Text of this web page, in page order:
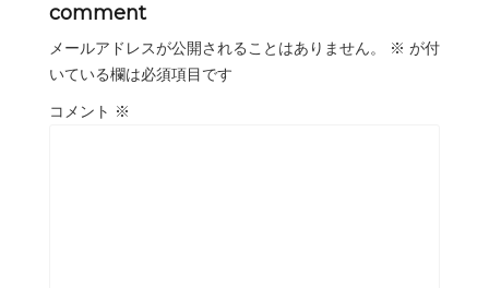
comment
メールアドレスが公開されることはありません。 ※ が付
いている欄は必須項目です
コメント ※